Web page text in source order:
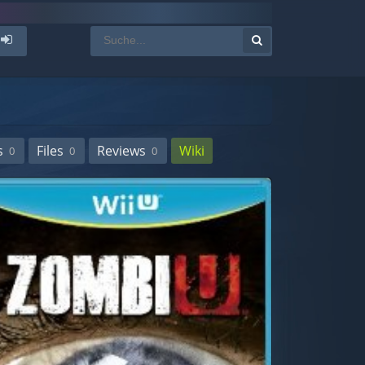
0 Files 0 Reviews 0 Wiki